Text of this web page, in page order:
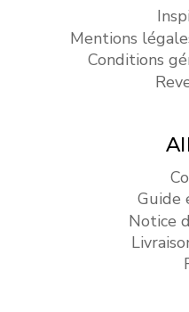
Mentions
Conditions
Guide
Notice